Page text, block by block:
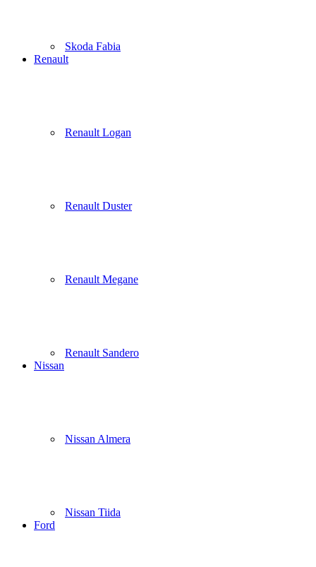
Skoda Fabia
Renault
Renault Logan
Renault Duster
Renault Megane
Renault Sandero
Nissan
Nissan Almera
Nissan Tiida
Ford